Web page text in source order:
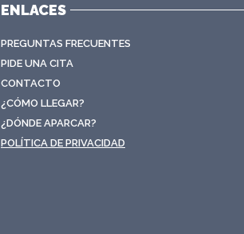
ENLACES
PREGUNTAS FRECUENTES
PIDE UNA CITA
CONTACTO
¿CÓMO LLEGAR?
¿DÓNDE APARCAR?
POLÍTICA DE PRIVACIDAD